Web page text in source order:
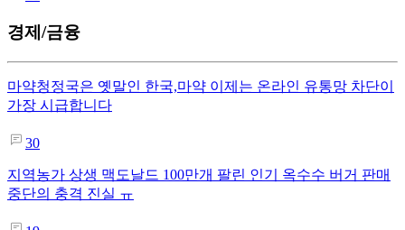
경제/금융
마약청정국은 옛말인 한국,마약 이제는 온라인 유통망 차단이
가장 시급합니다
30
지역농가 상생 맥도날드 100만개 팔린 인기 옥수수 버거 판매
중단의 충격 진실 ㅠ